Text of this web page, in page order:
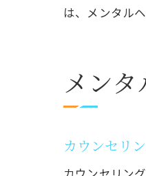
は、メンタル
メン
カウンセリ